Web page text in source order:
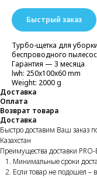
Быстрый заказ
Турбо-щетка для
беспроводного
Гарантия — 3 месяца
lwh: 250x100x60 mm
Weight: 2000 g
Доставка
Оплата
Возврат товара
Доставка
Быстро доставим Ваш заказ
Казахстан
Преимущества доставки PRO-
Минимальные сроки
Если товар не подошел –